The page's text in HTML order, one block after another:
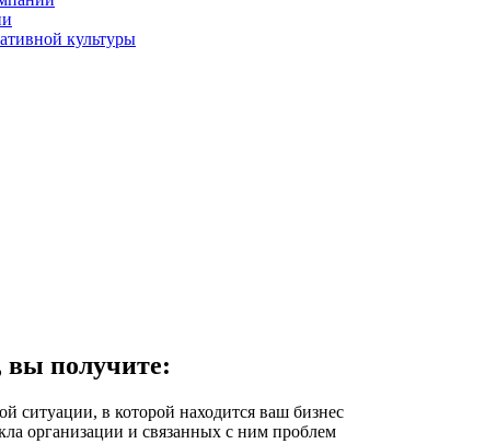
культуры
вы получите:
ситуации, в которой находится ваш бизнес
организации и связанных с ним проблем